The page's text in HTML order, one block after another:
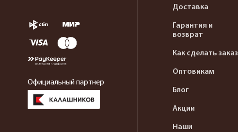
Официальный партнер
Доставка
Гарантия и
возврат
Как сделать заказ
Оптовикам
Блог
Акции
Наши